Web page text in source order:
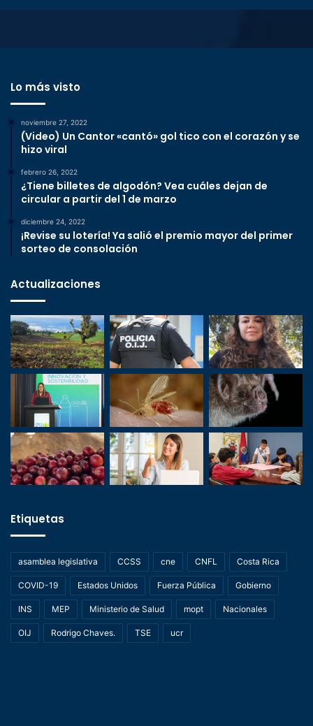
Lo más visto
noviembre 27, 2022
(Video) Un Cantor «cantó» gol tico con el corazón y se
hizo viral
febrero 26, 2022
¿Tiene billetes de algodón? Vea cuáles dejan de
circular a partir del 1 de marzo
diciembre 24, 2022
¡Revise su lotería! Ya salió el premio mayor del primer
sorteo de consolación
Actualizaciones
Etiquetas
asamblea legislativa CCSS cne CNFL Costa Rica
COVID-19 Estados Unidos Fuerza Pública Gobierno
INS MEP Ministerio de Salud mopt Nacionales
OIJ Rodrigo Chaves. TSE ucr